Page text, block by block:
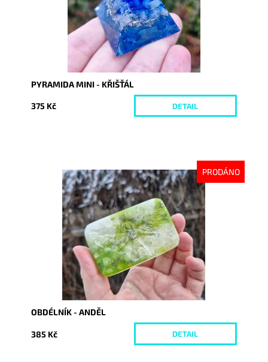
PYRAMIDA MINI - KŘIŠŤÁL
375 Kč DETAIL
PRODÁNO
Dostupnost:
Vyprodáno
10083
OBDÉLNÍK - ANDĚL
385 Kč DETAIL